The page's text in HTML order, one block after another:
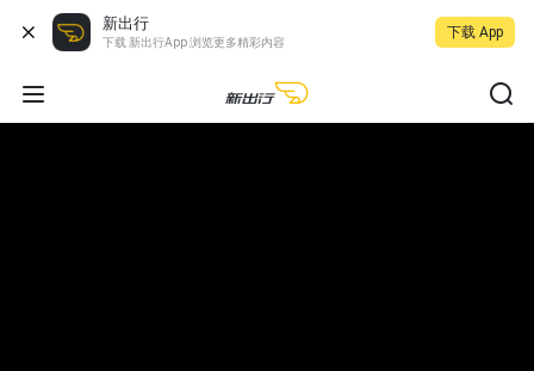
新出行
下载 新出行App 浏览更多精彩内容
下载 App